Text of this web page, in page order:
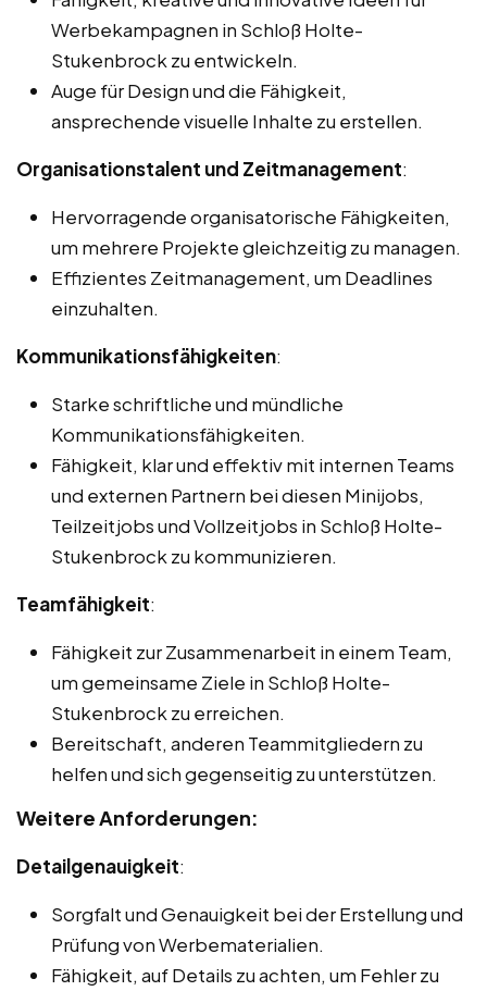
Werbekampagnen in Schloß Holte-
Stukenbrock zu entwickeln.
Auge für Design und die Fähigkeit,
ansprechende visuelle Inhalte zu erstellen.
Organisationstalent und Zeitmanagement:
Hervorragende organisatorische Fähigkeiten,
um mehrere Projekte gleichzeitig zu managen.
Effizientes Zeitmanagement, um Deadlines
einzuhalten.
Kommunikationsfähigkeiten:
Starke schriftliche und mündliche
Kommunikationsfähigkeiten.
Fähigkeit, klar und effektiv mit internen Teams
und externen Partnern bei diesen Minijobs,
Teilzeitjobs und Vollzeitjobs in Schloß Holte-
Stukenbrock zu kommunizieren.
Teamfähigkeit:
Fähigkeit zur Zusammenarbeit in einem Team,
um gemeinsame Ziele in Schloß Holte-
Stukenbrock zu erreichen.
Bereitschaft, anderen Teammitgliedern zu
helfen und sich gegenseitig zu unterstützen.
Weitere Anforderungen:
Detailgenauigkeit:
Sorgfalt und Genauigkeit bei der Erstellung und
Prüfung von Werbematerialien.
Fähigkeit, auf Details zu achten, um Fehler zu